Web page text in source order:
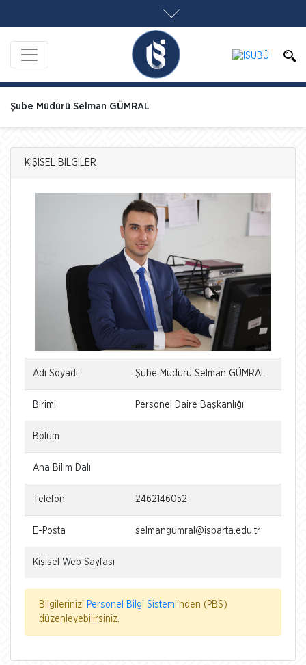
Şube Müdürü Selman GÜMRAL
KİŞİSEL BİLGİLER
Adı Soyadı Şube Müdürü Selman GÜMRAL
Birimi Personel Daire Başkanlığı
Bölüm
Ana Bilim Dalı
Telefon 2462146052
E-Posta selmangumral@isparta.edu.tr
Kişisel Web Sayfası
Bilgilerinizi Personel Bilgi Sistemi'nden (PBS)
düzenleyebilirsiniz.